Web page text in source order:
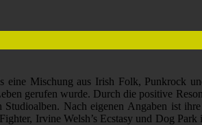
eine Mischung aus Irish Folk, Punkrock
gerufen wurde. Durch die positive
Nach eigenen Angaben ist
Irvine Welsh’s Ecstasy und Dog Park